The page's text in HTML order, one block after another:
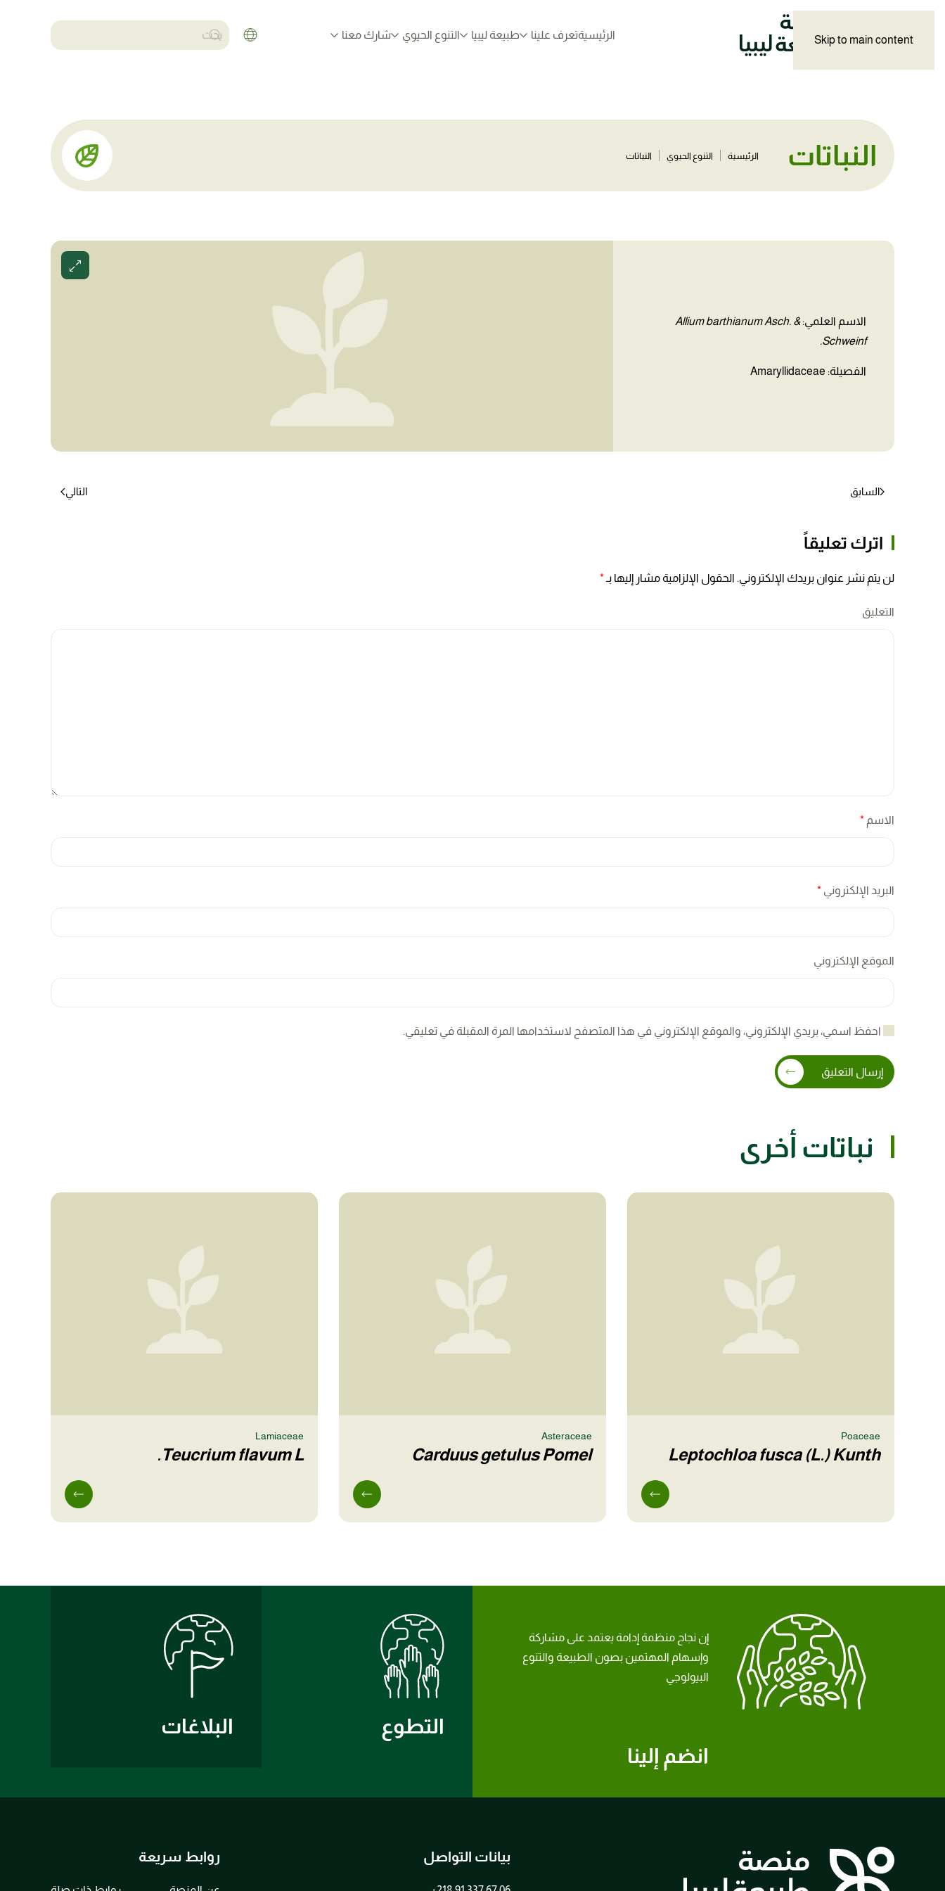
Skip to main content الرئيسيةتعرف علينا طبيعة ليبيا التنوع الحيوي شارك معنا
النباتات الرئيسية التنوع الحيوي النباتات
الاسم العلمي:Allium barthianum Asch. &
Schweinf.
الفصيلة: Amaryllidaceae
السابق التالي
اترك تعليقاً
لن يتم نشر عنوان بريدك الإلكتروني. الحقول الإلزامية مشار إليها بـ*
التعليق
الاسم *
البريد الإلكتروني *
الموقع الإلكتروني
احفظ اسمي، بريدي الإلكتروني، والموقع الإلكتروني في هذا المتصفح لاستخدامها المرة المقبلة في تعليقي.
إرسال التعليق
نباتات أخرى
Poaceae
Leptochloa fusca (L.) Kunth
Asteraceae
Carduus getulus Pomel
Lamiaceae
Teucrium flavum L.
انضم إلينا
إن نجاح منظمة إدامة يعتمد على مشاركة
وإسهام المهتمين بصون الطبيعة والتنوع
البيولوجي
التطوع البلاغات
بيانات التواصل روابط سريعة